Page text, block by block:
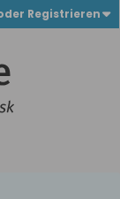
Registrieren